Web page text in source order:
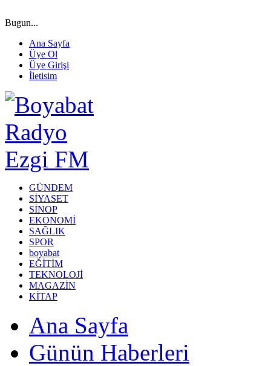
Bugun...
Ana Sayfa
Üye Ol
Üye Girişi
İletisim
GÜNDEM
SİYASET
SİNOP
EKONOMİ
SAĞLIK
SPOR
boyabat
EĞİTİM
TEKNOLOJİ
MAGAZİN
KİTAP
Ana Sayfa
Günün Haberleri